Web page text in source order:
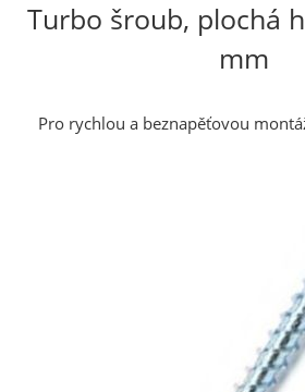
Turbo šroub, plochá
mm
Pro rychlou a beznapěťovou